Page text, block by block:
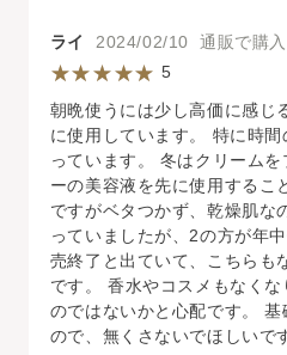
ライ 2024/02/10 通販で購入
5
朝晩使うには少し高価に感じ
に使用しています。 特に時
っています。 冬はクリーム
ーの美容液を先に使用するこ
ですがベタつかず、乾燥肌な
っていましたが、2の方が年
売終了と出ていて、こちらも
です。 香水やコスメもなく
のではないかと心配です。
ので、無くさないでほしいで